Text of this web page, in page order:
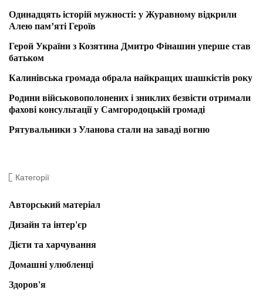
Одинадцять історій мужності: у Журавному відкрили
Алею пам’яті Героїв
Герой України з Козятина Дмитро Фінашин уперше став
батьком
Калинівська громада обрала найкращих шашкістів року
Родини військовополонених і зниклих безвісти отримали
фахові консультації у Самгородоцькій громаді
Рятувальники з Уланова стали на заваді вогню
Категорії
Авторський матеріал
Дизайн та інтер'єр
Дієти та харчування
Домашні улюбленці
Здоров'я